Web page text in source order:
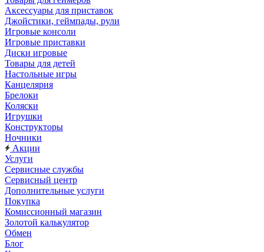
Аксессуары для приставок
Джойстики, геймпады, рули
Игровые консоли
Игровые приставки
Диски игровые
Товары для детей
Настольные игры
Канцелярия
Брелоки
Коляски
Игрушки
Конструкторы
Ночники
Акции
Услуги
Сервисные службы
Сервисный центр
Дополнительные услуги
Покупка
Комиссионный магазин
Золотой калькулятор
Обмен
Блог